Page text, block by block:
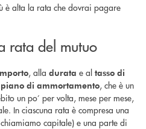
è alta la rata che dovrai pagare
rata del mutuo
, alla durata e al tasso di
piano di ammortamento, che è un
un po’ per volta, mese per mese,
In ciascuna rata è compresa una
capitale) e una parte di